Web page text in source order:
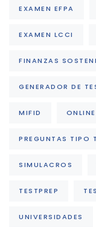
EXAMEN EFPA
EXAMEN LCCI
FINANZAS
GENERADOR DE
MIFID ONLINE
PREGUNTAS TIPO
SIMULACROS
TESTPREP
UNIVERSIDADES